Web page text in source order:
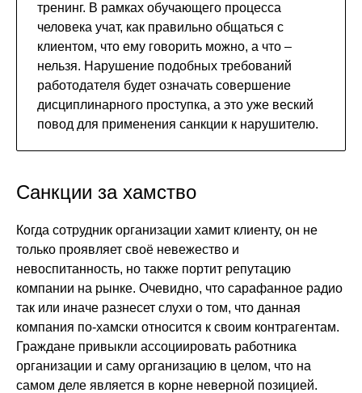
тренинг. В рамках обучающего процесса
человека учат, как правильно общаться с
клиентом, что ему говорить можно, а что –
нельзя. Нарушение подобных требований
работодателя будет означать совершение
дисциплинарного проступка, а это уже веский
повод для применения санкции к нарушителю.
Санкции за хамство
Когда сотрудник организации хамит клиенту, он не
только проявляет своё невежество и
невоспитанность, но также портит репутацию
компании на рынке. Очевидно, что сарафанное радио
так или иначе разнесет слухи о том, что данная
компания по-хамски относится к своим контрагентам.
Граждане привыкли ассоциировать работника
организации и саму организацию в целом, что на
самом деле является в корне неверной позицией.